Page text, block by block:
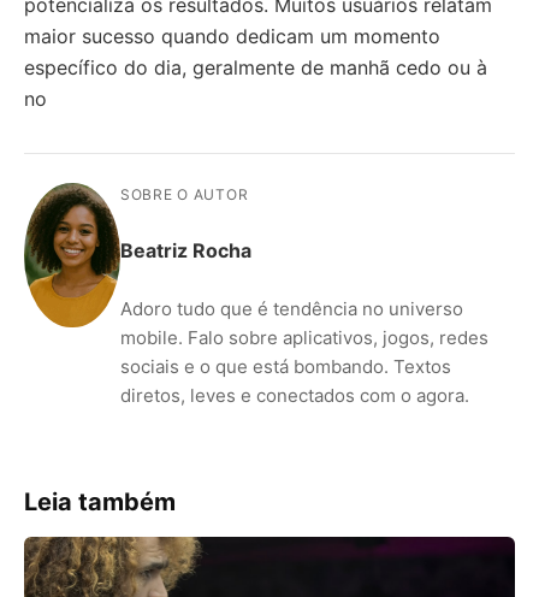
maior sucesso quando dedicam um momento
específico do dia, geralmente de manhã cedo ou à
no
SOBRE O AUTOR
Beatriz Rocha
Adoro tudo que é tendência no universo
mobile. Falo sobre aplicativos, jogos, redes
sociais e o que está bombando. Textos
diretos, leves e conectados com o agora.
Leia também